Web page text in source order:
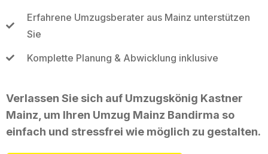
Erfahrene Umzugsberater aus Mainz unterstützen
Sie
Komplette Planung & Abwicklung inklusive
Verlassen Sie sich auf Umzugskönig Kastner
Mainz, um Ihren Umzug Mainz Bandirma so
einfach und stressfrei wie möglich zu gestalten.